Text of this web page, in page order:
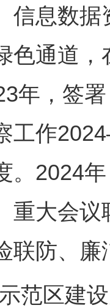
信息数
色通道
年，签
工作
。2024
重大会
联防、
区建设